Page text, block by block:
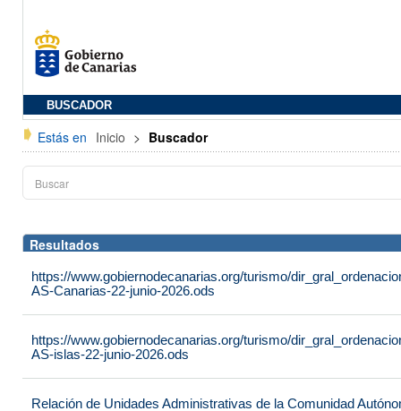
BUSCADOR
Estás en Inicio > Buscador
Resultados
https://www.gobiernodecanarias.org/turismo/
AS-Canarias-22-junio-2026.ods
https://www.gobiernodecanarias.org/turismo/
AS-islas-22-junio-2026.ods
Relación de Unidades Administrativas de la Comunidad